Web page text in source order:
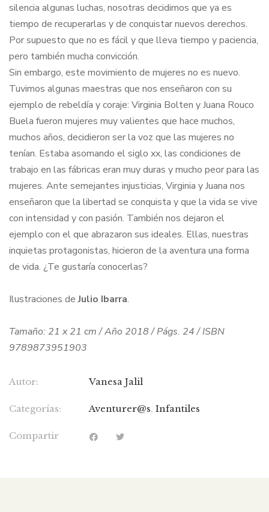
silencia algunas luchas, nosotras decidimos que ya es
tiempo de recuperarlas y de conquistar nuevos derechos.
Por supuesto que no es fácil y que lleva tiempo y paciencia,
pero también mucha convicción.
Sin embargo, este movimiento de mujeres no es nuevo.
Tuvimos algunas maestras que nos enseñaron con su
ejemplo de rebeldía y coraje: Virginia Bolten y Juana Rouco
Buela fueron mujeres muy valientes que hace muchos,
muchos años, decidieron ser la voz que las mujeres no
tenían. Estaba asomando el siglo xx, las condiciones de
trabajo en las fábricas eran muy duras y mucho peor para las
mujeres. Ante semejantes injusticias, Virginia y Juana nos
enseñaron que la libertad se conquista y que la vida se vive
con intensidad y con pasión. También nos dejaron el
ejemplo con el que abrazaron sus ideales. Ellas, nuestras
inquietas protagonistas, hicieron de la aventura una forma
de vida. ¿Te gustaría conocerlas?
Ilustraciones deJulio Ibarra.
Tamaño: 21 x 21 cm / Año 2018 / Págs. 24 / ISBN
9789873951903
Autor: Vanesa Jalil
Categorías: Aventurer@s, Infantiles
Compartir